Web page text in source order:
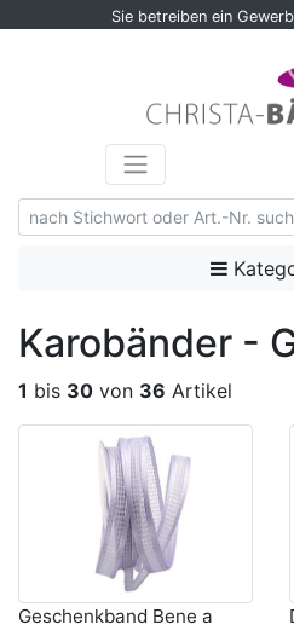
Sie betreiben ein
Karobänder -
1 bis 30 von 36 Artikel
Geschenkband Bene a